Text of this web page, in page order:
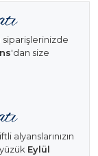
siparişlerinizde
'dan size
alyanslarınızın
Eylül